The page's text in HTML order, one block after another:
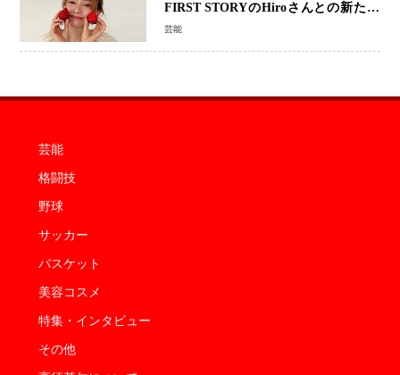
FIRST STORYのHiroさんとの新たな
家族生活「母子ともに健康」
芸能
芸能
格闘技
野球
サッカー
バスケット
美容コスメ
特集・インタビュー
その他